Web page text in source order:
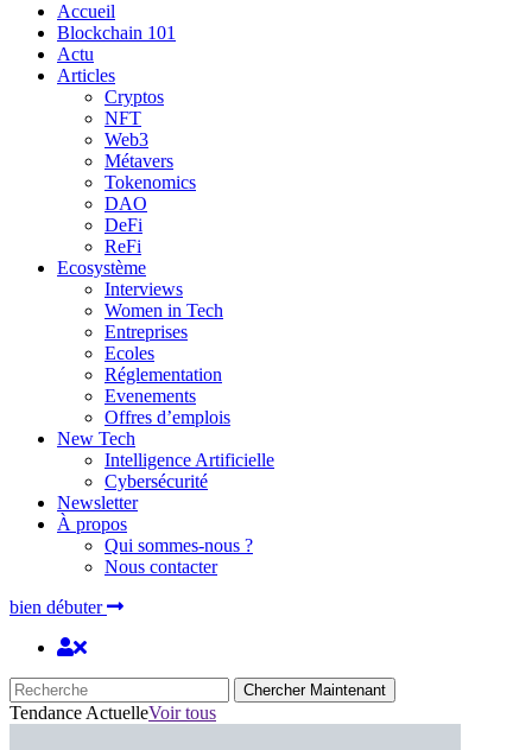
Accueil
Blockchain 101
Actu
Articles
Cryptos
NFT
Web3
Métavers
Tokenomics
DAO
DeFi
ReFi
Ecosystème
Interviews
Women in Tech
Entreprises
Ecoles
Réglementation
Evenements
Offres d’emplois
New Tech
Intelligence Artificielle
Cybersécurité
Newsletter
À propos
Qui sommes-nous ?
Nous contacter
bien débuter
Chercher Maintenant
Tendance ActuelleVoir tous